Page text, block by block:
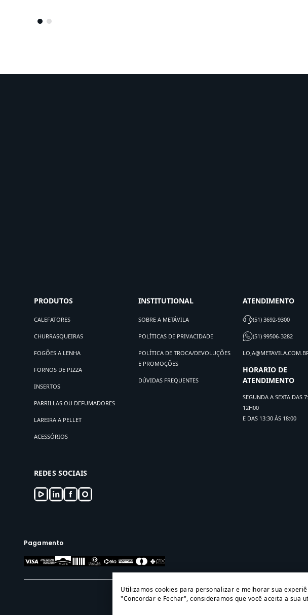
PRODUTOS
CALEFATORES
CHURRASQUEIRAS
FOGÕES A LENHA
FORNOS DE PIZZA
INSERTOS
PARRILLAS OU DEFUMADORES
LAREIRA A PELLET
ACESSÓRIOS
INSTITUTIONAL
SOBRE A METÁVILA
POLÍTICAS DE PRIVACIDADE
POLÍTICA DE TROCA/DEVOLUÇÕES
E PROMOÇÕES
DÚVIDAS FREQUENTES
ATENDIMENTO
(51) 3692-9300
(51) 99506-3282
HORARIO DE
ATENDIMENTO
SEGUNDA A SEXTA DAS
12H00
E DAS 13:30 ÀS 18:00
REDES SOCIAIS
Pagamento
© 2024 Todos os direitos reservados.
Utilizamos cookies para personalizar e melhorar sua
"Concordar e Fechar", consideramos que você aceita a sua